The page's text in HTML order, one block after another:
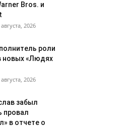
Bros. и
2026
роли
новых «Людях
2026
забыл
провал
в отчете о